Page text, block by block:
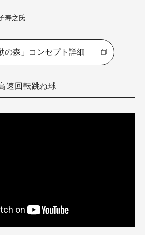
寿之氏
の森」コンセプト詳細
速回転跳ね球